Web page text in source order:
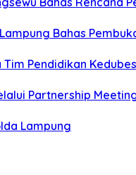
Bahas
Tim Pendidikan
Partnership
Lampung